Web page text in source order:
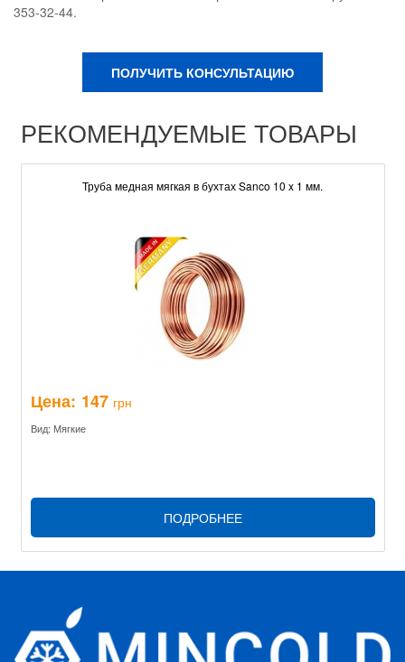
353-32-44.
ПОЛУЧИТЬ КОНСУЛЬТАЦИЮ
РЕКОМЕНДУЕМЫЕ ТОВАРЫ
Труба медная мягкая в бухтах Sanco 10 x 1 мм.
Цена: 147 грн
Вид: Мягкие
ПОДРОБНЕЕ